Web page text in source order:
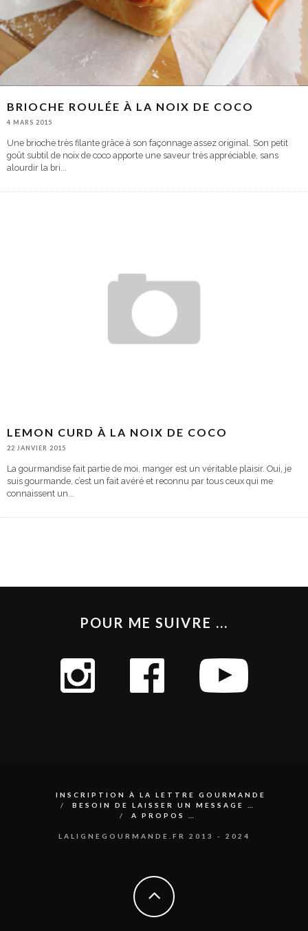
BRIOCHE ROULÉE À LA NOIX DE COCO
4 MARS 2015
Une brioche très filante grâce à son façonnage assez original. Son petit
goût subtil de noix de coco apporte une saveur très appréciable, sans
alourdir la bri
LEMON CURD À LA NOIX DE COCO
22 JANVIER 2015
La gourmandise fait partie de moi, manger est un véritable plaisir. Oui, je
suis gourmande, c’est un fait avéré et reconnu par tous ceux qui me
connaissent un
POUR ME SUIVRE ...
INSCRIPTION À LA LETTRE GOURMANDE
BESOIN DE LAISSER UN MESSAGE …
A PROPOS …
LALIGNEGOURMANDE.FR 2013 - 2024